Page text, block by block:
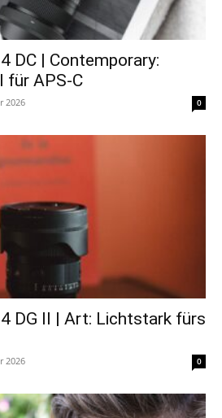
DC | Contemporary:
für APS-C
2026 0
DG II | Art: Lichtstark fürs
2026 0